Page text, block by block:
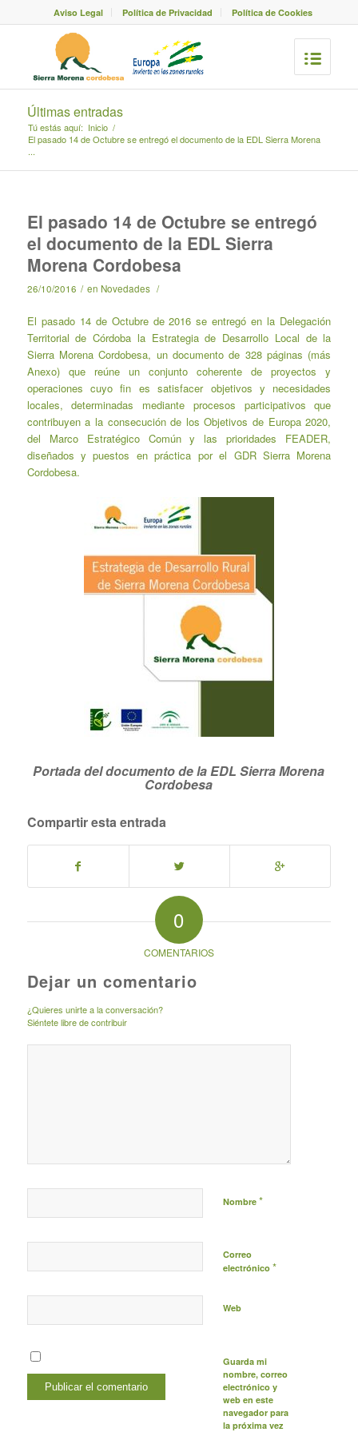
Aviso Legal Política de Privacidad Política de Cookies
Últimas entradas
Tú estás aquí: Inicio /
El pasado 14 de Octubre se entregó el documento de la EDL Sierra Morena
...
El pasado 14 de Octubre se entregó
el documento de la EDL Sierra
Morena Cordobesa
26/10/2016 / en Novedades /
El pasado 14 de Octubre de 2016 se entregó en la Delegación
Territorial de Córdoba la Estrategia de Desarrollo Local de la
Sierra Morena Cordobesa, un documento de 328 páginas (más
Anexo) que reúne un conjunto coherente de proyectos y
operaciones cuyo fin es satisfacer objetivos y necesidades
locales, determinadas mediante procesos participativos que
contribuyen a la consecución de los Objetivos de Europa 2020,
del Marco Estratégico Común y las prioridades FEADER,
diseñados y puestos en práctica por el GDR Sierra Morena
Cordobesa.
Portada del documento de la EDL Sierra Morena
Cordobesa
Compartir esta entrada
0
COMENTARIOS
Dejar un comentario
¿Quieres unirte a la conversación?
Siéntete libre de contribuir
Nombre *
Correo
electrónico *
Web
Guarda mi
nombre, correo
electrónico y
web en este
navegador para
la próxima vez